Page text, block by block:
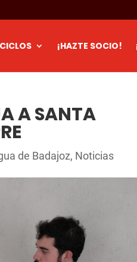
CICLOS ¡HAZTE SOCIO!
A SANTA
de Badajoz, Noticias